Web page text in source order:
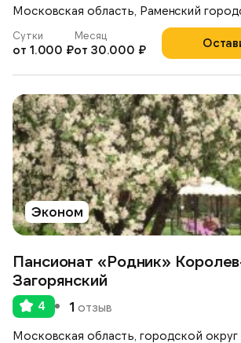
Сутки
от 1.000 ₽
Месяц
от 30.000 ₽
Эконом
Пансионат «Родник»
Загорянский
4 1 отзыв